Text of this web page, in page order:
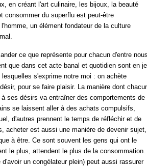
en créant l'art culinaire, les bijoux, la beauté
du superflu est peut-être
un élément fondateur de la culture
ce que représente pour chacun d'entre nous
que dans cet acte banal et quotidien sont en
s'exprime notre moi : on achète
pour se faire plaisir. La manière dont
ses désirs va entraîner des comportements de
se laissent aller à des achats compulsifs,
d'autres prennent le temps de réfléchir et de
acheter est aussi une manière de devenir sujet,
à être. Ce sont souvent les gens qui ont le
le plus, attendent le plus de la consommation.
un congélateur plein) peut aussi rassurer